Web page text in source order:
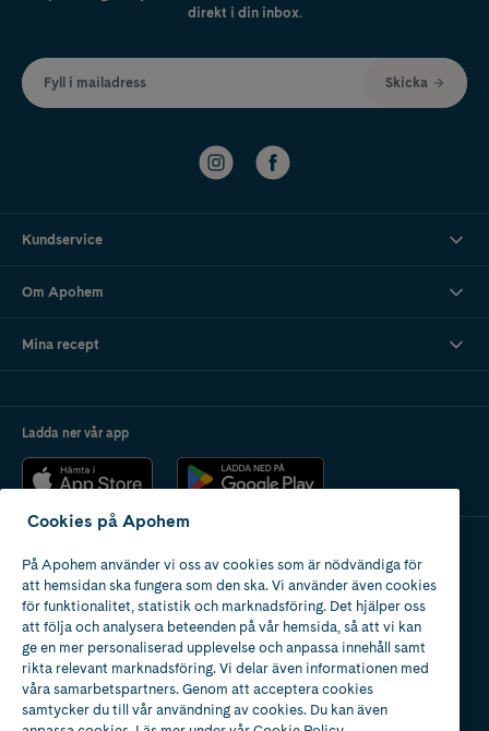
direkt i din inbox.
Fyll i mailadress Skicka
Kundservice
Om Apohem
Mina recept
Ladda ner vår app
Apotek med tillstånd
av Läkemedelsverket
Cookies på Apohem
På Apohem använder vi oss av cookies som är nödvändiga för
att hemsidan ska fungera som den ska. Vi använder även cookies
för funktionalitet, statistik och marknadsföring. Det hjälper oss
att följa och analysera beteenden på vår hemsida, så att vi kan
ge en mer personaliserad upplevelse och anpassa innehåll samt
rikta relevant marknadsföring. Vi delar även informationen med
våra samarbetspartners. Genom att acceptera cookies
samtycker du till vår användning av cookies. Du kan även